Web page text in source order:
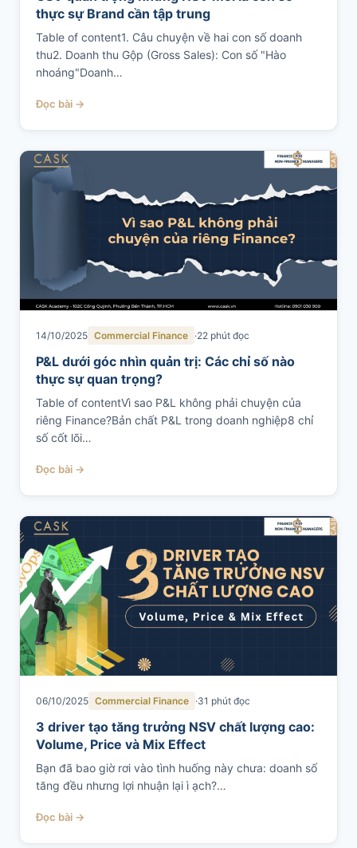
thực sự Brand cần tập trung
Table of content1. Câu chuyện về hai con số doanh
thu2. Doanh thu Gộp (Gross Sales): Con số "Hào
nhoáng"Doanh…
Đọc bài →
14/10/2025 Commercial Finance 22 phút đọc
P&L dưới góc nhìn quản trị: Các chỉ số nào
thực sự quan trọng?
Table of contentVì sao P&L không phải chuyện của
riêng Finance?Bản chất P&L trong doanh nghiệp8 chỉ
số cốt lõi…
Đọc bài →
06/10/2025 Commercial Finance 31 phút đọc
3 driver tạo tăng trưởng NSV chất lượng cao:
Volume, Price và Mix Effect
Bạn đã bao giờ rơi vào tình huống này chưa: doanh số
tăng đều nhưng lợi nhuận lại ì ạch?…
Đọc bài →